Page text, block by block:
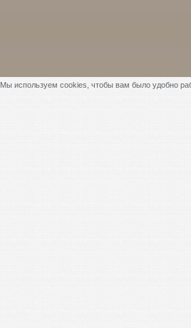
Мы используем cookies, чтобы вам было удобно